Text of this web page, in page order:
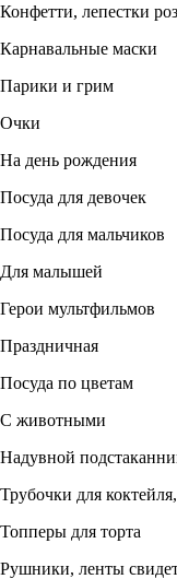
Конфетти, лепестки роз
Карнавальные маски
Парики и грим
Очки
На день рождения
Посуда для девочек
Посуда для мальчиков
Для малышей
Герои мультфильмов
Праздничная
Посуда по цветам
С животными
Надувной
Трубочки для
Топперы для торта
Рушники, ленты